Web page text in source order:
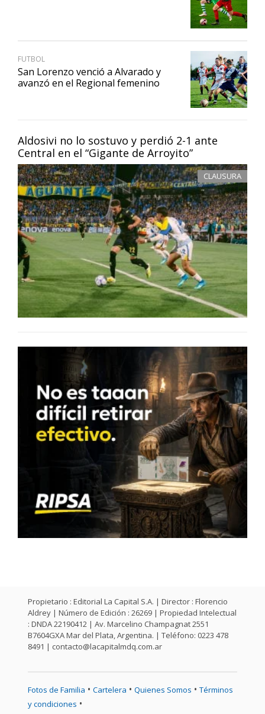
Aldosivi no lo sostuvo y perdió 2-1 ante
Central en el “Gigante de Arroyito”
CLAUSURA
FUTBOL
San Lorenzo venció a Alvarado y
avanzó en el Regional femenino
Propietario : Editorial La Capital S.A. | Director : Florencio
Aldrey | Número de Edición : 26269 | Propiedad Intelectual
: DNDA 22190412 | Av. Marcelino Champagnat 2551
B7604GXA Mar del Plata, Argentina. | Teléfono: 0223 478
8491 | contacto@lacapitalmdq.com.ar
Fotos de Familia • Cartelera • Quienes Somos • Términos
y condiciones •